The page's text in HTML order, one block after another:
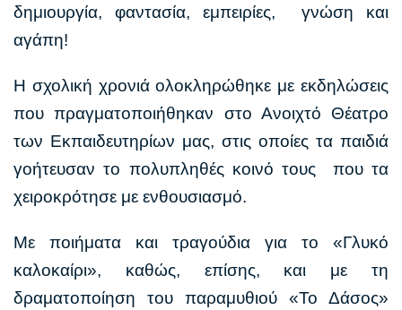
δημιουργία, φαντασία, εμπειρίες, γνώση και
αγάπη!
Η σχολική χρονιά ολοκληρώθηκε με εκδηλώσεις
που πραγματοποιήθηκαν στο Ανοιχτό Θέατρο
των Εκπαιδευτηρίων μας, στις οποίες τα παιδιά
γοήτευσαν το πολυπληθές κοινό τους που τα
χειροκρότησε με ενθουσιασμό.
Με ποιήματα και τραγούδια για το «Γλυκό
καλοκαίρι», καθώς, επίσης, και με τη
δραματοποίηση του παραμυθιού «Το Δάσος»